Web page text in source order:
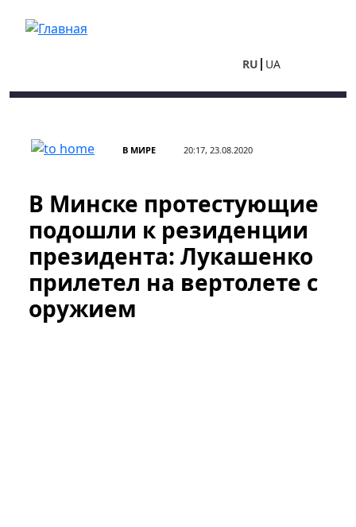
RU UA
В МИРЕ 20:17, 23.08.2020
В Минске протестующие
подошли к резиденции
президента: Лукашенко
прилетел на вертолете с
оружием